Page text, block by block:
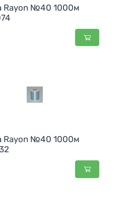
Rayon №40 1000м
Rayon №40 1000м